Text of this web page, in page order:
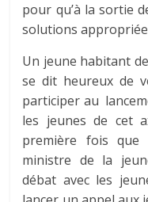
pour qu’à la sortie
solutions
Un jeune habitant
se dit heureux de
participer au
les jeunes de cet
première fois
ministre de la
débat avec les